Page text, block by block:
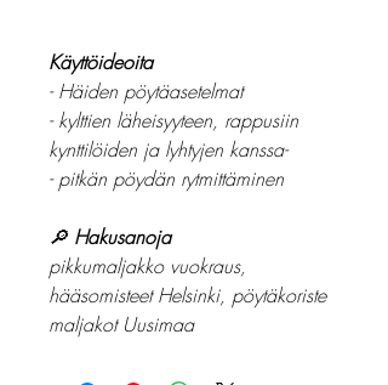
Käyttöideoita
- Häiden pöytäasetelmat
- kylttien läheisyyteen, rappusiin
kynttilöiden ja lyhtyjen kanssa-
- pitkän pöydän rytmittäminen
🔎 Hakusanoja
pikkumaljakko vuokraus,
hääsomisteet Helsinki, pöytäkoriste
maljakot Uusimaa